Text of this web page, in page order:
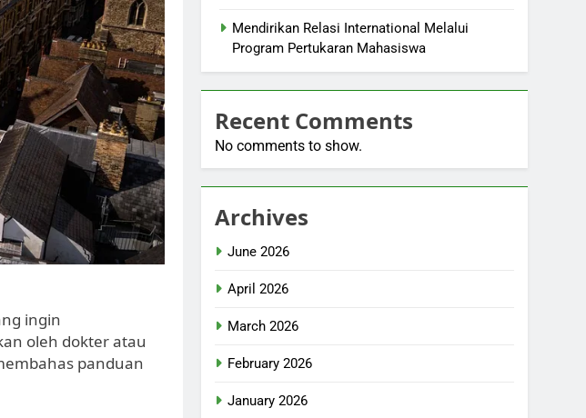
ingin
oleh dokter atau
panduan
Mendirikan Relasi International Melalui
Program Pertukaran Mahasiswa
Recent Comments
No comments to show.
Archives
June 2026
April 2026
March 2026
February 2026
January 2026